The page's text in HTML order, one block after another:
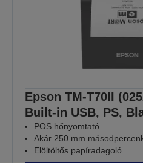
Epson TM-T70II
Built-in USB, PS,
POS hőnyomtató
Akár 250 mm
Elöltöltős papíradagoló